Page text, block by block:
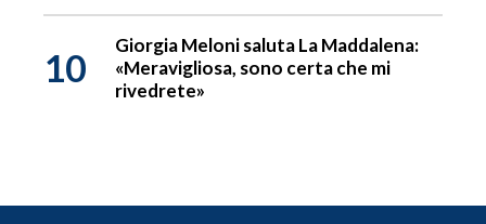
10
Giorgia Meloni saluta La Maddalena:
«Meravigliosa, sono certa che mi
rivedrete»